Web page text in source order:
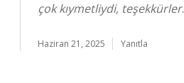
çok kıymetliydi, teşekkürler.
Haziran 21, 2025 Yanıtla